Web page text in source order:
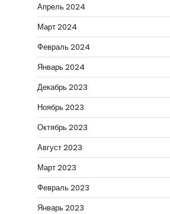
Апрель 2024
Март 2024
Февраль 2024
Январь 2024
Декабрь 2023
Ноябрь 2023
Октябрь 2023
Август 2023
Март 2023
Февраль 2023
Январь 2023